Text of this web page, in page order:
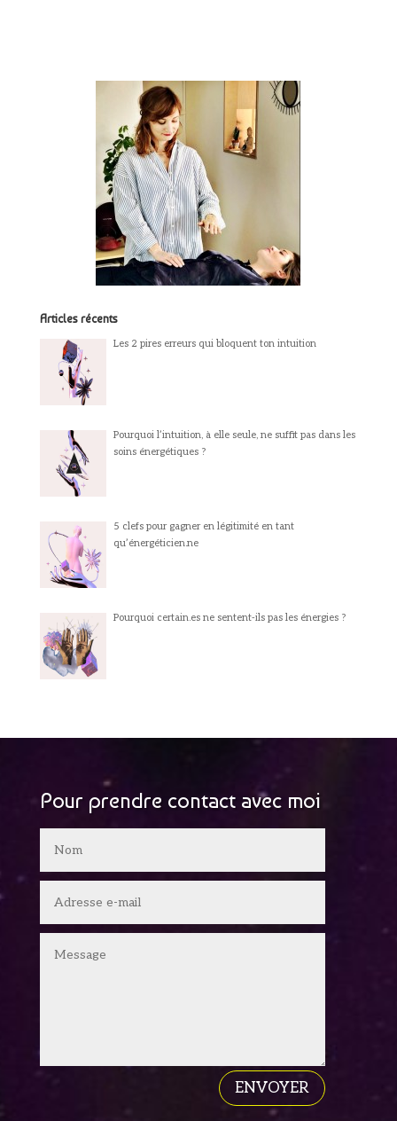
Articles récents
Les 2 pires erreurs qui bloquent ton intuition
Pourquoi l’intuition, à elle seule, ne suffit pas dans les
soins énergétiques ?
5 clefs pour gagner en légitimité en tant
qu’énergéticien.ne
Pourquoi certain.es ne sentent-ils pas les énergies ?
Pour prendre contact avec moi
ENVOYER